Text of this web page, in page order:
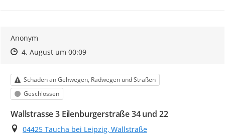
Anonym
Zeitpunkt des Erstellens
Zeitpunkt des Erstellens
4. August um 00:09Zur Äußerung
Kategorie
Schäden an Gehwegen, Radwegen und Straßen
Status
Geschlossen
Wallstrasse 3 Eilenburgerstraße 34 und 22
Ort
04425 Taucha bei Leipzig, Wallstraße